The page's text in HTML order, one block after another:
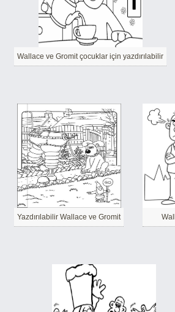
Wallace ve Gromit çocuklar için yazdırılabilir
Yazdırılabilir Wallace ve Gromit